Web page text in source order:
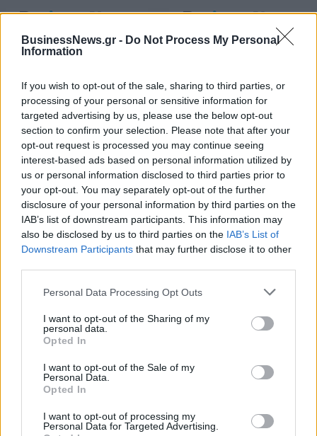
BusinessNews.gr - Do Not Process My Personal
Information
If you wish to opt-out of the sale, sharing to third parties, or
processing of your personal or sensitive information for
targeted advertising by us, please use the below opt-out
section to confirm your selection. Please note that after your
opt-out request is processed you may continue seeing
interest-based ads based on personal information utilized by
us or personal information disclosed to third parties prior to
your opt-out. You may separately opt-out of the further
disclosure of your personal information by third parties on the
IAB’s list of downstream participants. This information may
also be disclosed by us to third parties on the IAB’s List of
Downstream Participants that may further disclose it to other
Personal Data Processing Opt Outs
I want to opt-out of the Sharing of my
personal data.
Opted In
I want to opt-out of the Sale of my
Personal Data.
Opted In
I want to opt-out of processing my
Personal Data for Targeted Advertising.
Ευρωπαϊκό Κορασίδων: Άνετη
νίκη της Ελλάδας στην
Γιαννακόπουλος: «Όταν σου
ρίχνουν μια πέτρα, τους
Η Chery επενδύει 75 εκατ. δολάρια στην KG Mobility
Το FIAT 500 Hybrid τώρα από
18.990 ευρώ
Ατρόμητος και Novibet
συνεχίζουν μαζί: Ανανέωση της
συνεργασίας τους μέχρι το
2028
Alpha Bank: Για πρώτη φορά το
Αρχαίο Θέατρο Επιδαύρου